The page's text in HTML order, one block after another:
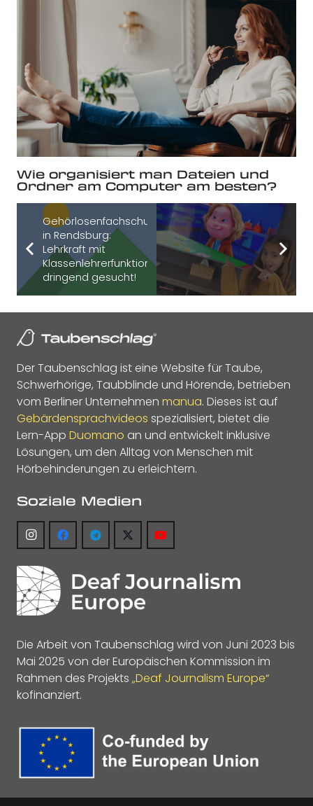
Wie organisiert man Dateien und
Ordner am Computer am besten?
Gehörlosenfachschule
in Rendsburg:
Lehrkraft mit
Klassenlehrerfunktion
dringend gesucht!
Der Taubenschlag ist eine Website für Taube,
Schwerhörige, Taubblinde und Hörende, betrieben
vom Berliner Unternehmen manua. Dieses ist auf
Gebärdensprachvideos spezialisiert, bietet die
Lern-App Duomano an und entwickelt inklusive
Lösungen, um den Alltag von Menschen mit
Hörbehinderungen zu erleichtern.
Soziale Medien
Die Arbeit von Taubenschlag wird von Juni 2023 bis
Mai 2025 von der Europäischen Kommission im
Rahmen des Projekts „Deaf Journalism Europe“
kofinanziert.